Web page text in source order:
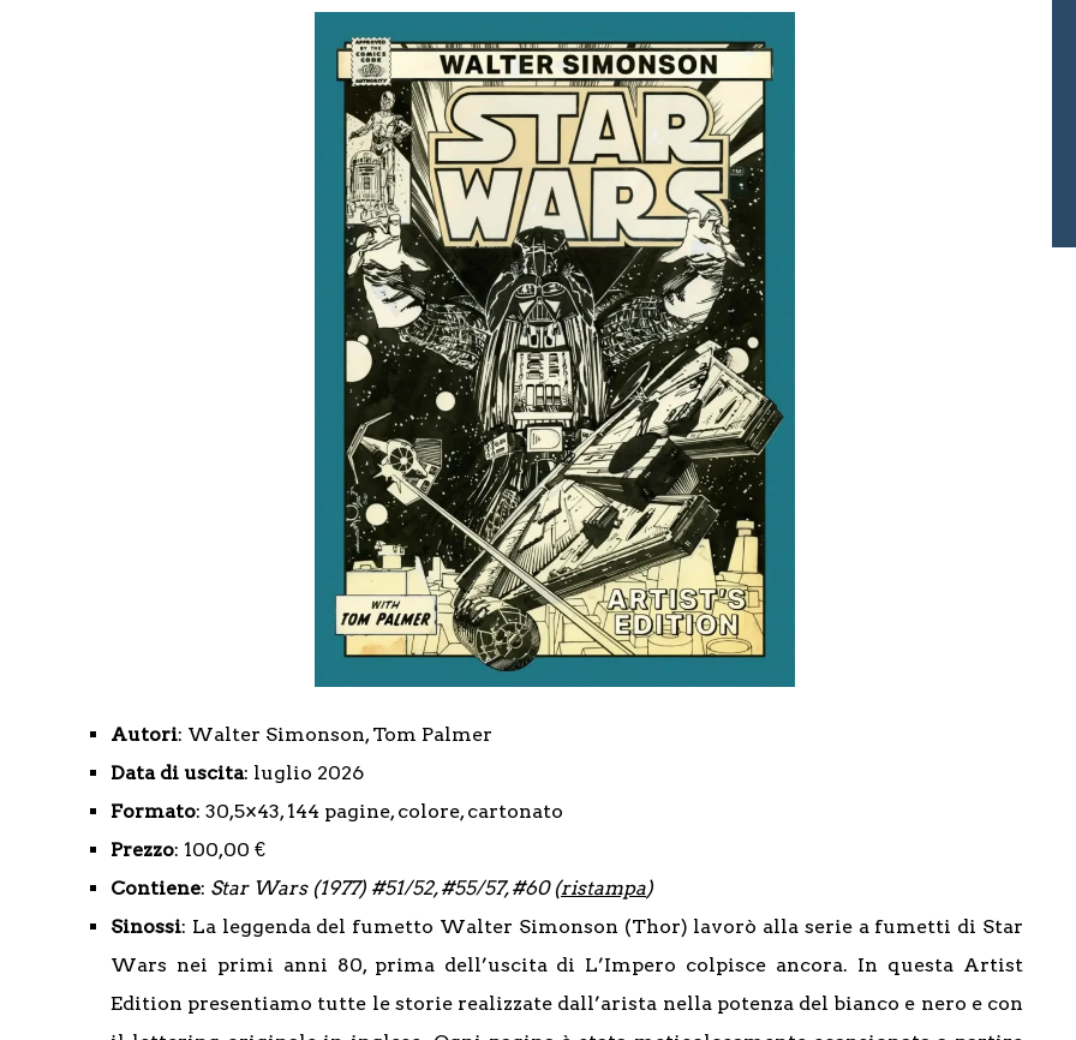
Autori: Walter Simonson, Tom Palmer
Data di uscita: luglio 2026
Formato: 30,5×43, 144 pagine, colore, cartonato
Prezzo: 100,00 €
Contiene: Star Wars (1977) #51/52, #55/57, #60 (ristampa)
Sinossi: La leggenda del fumetto Walter Simonson (Thor) lavorò alla serie a fumetti di Star
Wars nei primi anni 80, prima dell’uscita di L’Impero colpisce ancora. In questa Artist
Edition presentiamo tutte le storie realizzate dall’arista nella potenza del bianco e nero e con